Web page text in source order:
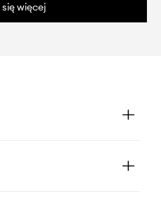
więcej